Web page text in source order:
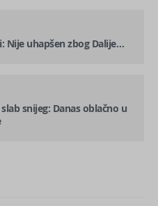
Nije uhapšen zbog Dalije…
snijeg: Danas oblačno u